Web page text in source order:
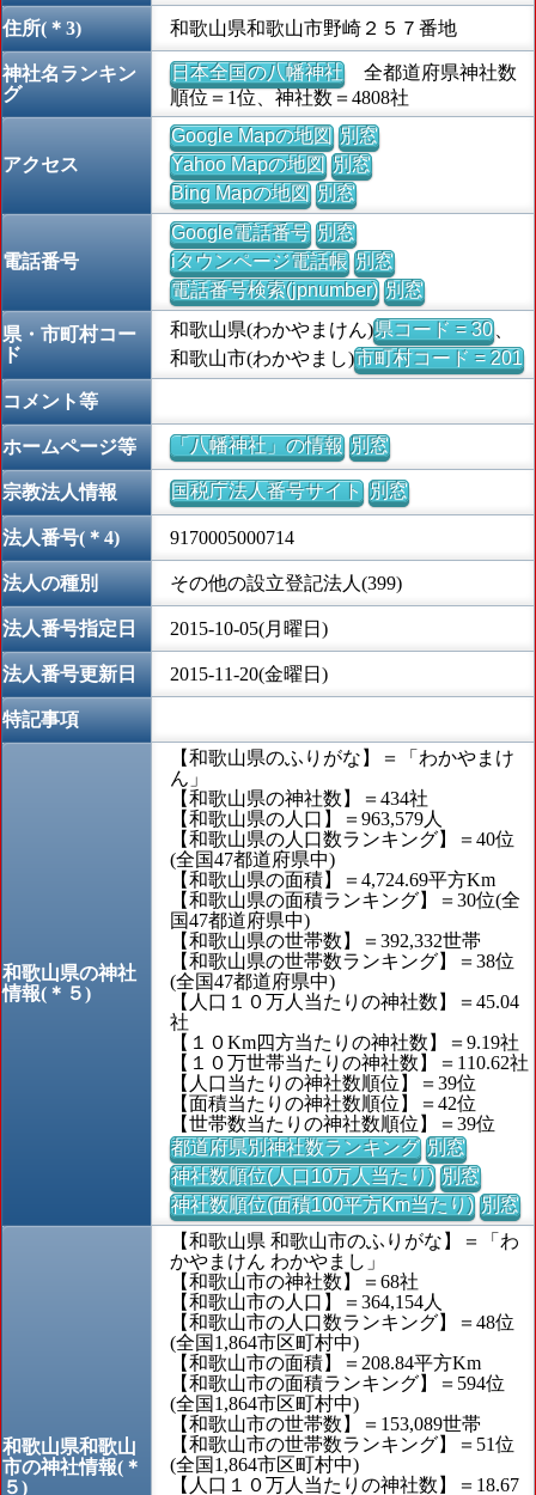
住所(＊3) 和歌山県和歌山市野崎２５７番地
神社名ランキン
グ
日本全国の八幡神社全都道府県神社数
順位＝1位、神社数＝4808社
アクセス
Google Mapの地図 別窓
Yahoo Mapの地図 別窓
Bing Mapの地図 別窓
電話番号
Google電話番号 別窓
iタウンページ電話帳 別窓
電話番号検索(jpnumber) 別窓
県・市町村コー
ド
和歌山県(わかやまけん)県コード = 30、
和歌山市(わかやまし)市町村コード = 201
コメント等
ホームページ等 「八幡神社」の情報 別窓
宗教法人情報 国税庁法人番号サイト 別窓
法人番号(＊4) 9170005000714
法人の種別 その他の設立登記法人(399)
法人番号指定日 2015-10-05(月曜日)
法人番号更新日 2015-11-20(金曜日)
特記事項
和歌山県の神社
情報(＊５)
【和歌山県のふりがな】＝「わかやまけ
ん」
【和歌山県の神社数】＝434社
【和歌山県の人口】＝963,579人
【和歌山県の人口数ランキング】＝40位
(全国47都道府県中)
【和歌山県の面積】＝4,724.69平方Km
【和歌山県の面積ランキング】＝30位(全
国47都道府県中)
【和歌山県の世帯数】＝392,332世帯
【和歌山県の世帯数ランキング】＝38位
(全国47都道府県中)
【人口１０万人当たりの神社数】＝45.04
社
【１０Km四方当たりの神社数】＝9.19社
【１０万世帯当たりの神社数】＝110.62社
【人口当たりの神社数順位】＝39位
【面積当たりの神社数順位】＝42位
【世帯数当たりの神社数順位】＝39位
都道府県別神社数ランキング 別窓
神社数順位(人口10万人当たり) 別窓
神社数順位(面積100平方Km当たり) 別窓
和歌山県和歌山
市の神社情報(＊
５)
【和歌山県 和歌山市のふりがな】＝「わ
かやまけん わかやまし」
【和歌山市の神社数】＝68社
【和歌山市の人口】＝364,154人
【和歌山市の人口数ランキング】＝48位
(全国1,864市区町村中)
【和歌山市の面積】＝208.84平方Km
【和歌山市の面積ランキング】＝594位
(全国1,864市区町村中)
【和歌山市の世帯数】＝153,089世帯
【和歌山市の世帯数ランキング】＝51位
(全国1,864市区町村中)
【人口１０万人当たりの神社数】＝18.67